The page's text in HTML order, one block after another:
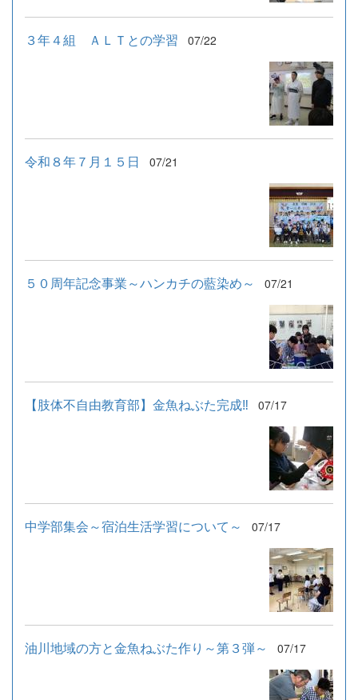
３年４組 ＡＬＴとの学習 07/22
令和８年７月１５日 07/21
５０周年記念事業～ハンカチの藍染め～ 07/21
【肢体不自由教育部】金魚ねぶた完成‼ 07/17
中学部集会～宿泊生活学習について～ 07/17
油川地域の方と金魚ねぶた作り～第３弾～ 07/17